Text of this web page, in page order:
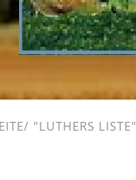
"LUTHERS LISTE"